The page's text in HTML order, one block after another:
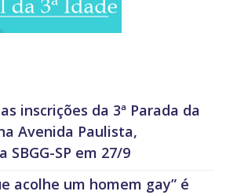
inscrições da 3ª Parada da
Avenida Paulista,
SBGG-SP em 27/9
acolhe um homem gay” é